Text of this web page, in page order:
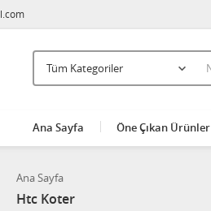
Ana Sayfa Öne Çıkan Ürünler
Ana Sayfa
Htc Koter